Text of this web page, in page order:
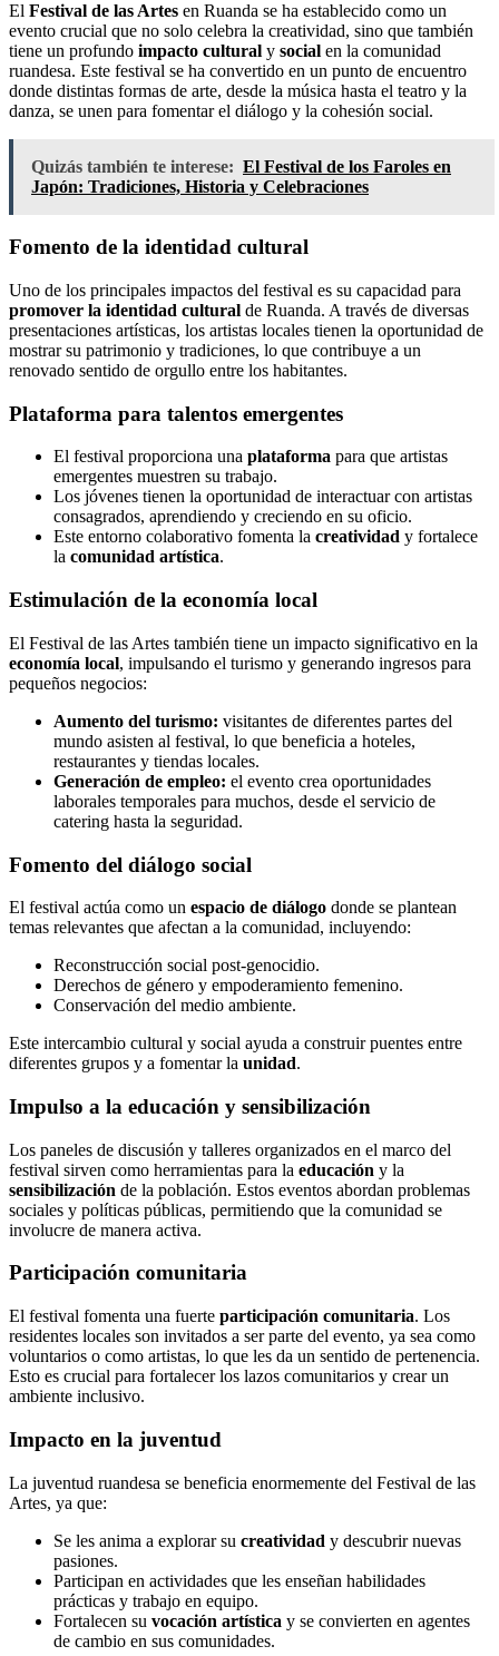
El Festival de las Artes en Ruanda se ha establecido como un
evento crucial que no solo celebra la creatividad, sino que también
tiene un profundo impacto cultural y social en la comunidad
ruandesa. Este festival se ha convertido en un punto de encuentro
donde distintas formas de arte, desde la música hasta el teatro y la
danza, se unen para fomentar el diálogo y la cohesión social.
Quizás también te interese: El Festival de los Faroles en
Japón: Tradiciones, Historia y Celebraciones
Fomento de la identidad cultural
Uno de los principales impactos del festival es su capacidad para
promover la identidad cultural de Ruanda. A través de diversas
presentaciones artísticas, los artistas locales tienen la oportunidad de
mostrar su patrimonio y tradiciones, lo que contribuye a un
renovado sentido de orgullo entre los habitantes.
Plataforma para talentos emergentes
El festival proporciona una plataforma para que artistas
emergentes muestren su trabajo.
Los jóvenes tienen la oportunidad de interactuar con artistas
consagrados, aprendiendo y creciendo en su oficio.
Este entorno colaborativo fomenta la creatividad y fortalece
la comunidad artística.
Estimulación de la economía local
El Festival de las Artes también tiene un impacto significativo en la
economía local, impulsando el turismo y generando ingresos para
pequeños negocios:
Aumento del turismo: visitantes de diferentes partes del
mundo asisten al festival, lo que beneficia a hoteles,
restaurantes y tiendas locales.
Generación de empleo: el evento crea oportunidades
laborales temporales para muchos, desde el servicio de
catering hasta la seguridad.
Fomento del diálogo social
El festival actúa como un espacio de diálogo donde se plantean
temas relevantes que afectan a la comunidad, incluyendo:
Reconstrucción social post-genocidio.
Derechos de género y empoderamiento femenino.
Conservación del medio ambiente.
Este intercambio cultural y social ayuda a construir puentes entre
diferentes grupos y a fomentar la unidad.
Impulso a la educación y sensibilización
Los paneles de discusión y talleres organizados en el marco del
festival sirven como herramientas para la educación y la
sensibilización de la población. Estos eventos abordan problemas
sociales y políticas públicas, permitiendo que la comunidad se
involucre de manera activa.
Participación comunitaria
El festival fomenta una fuerte participación comunitaria. Los
residentes locales son invitados a ser parte del evento, ya sea como
voluntarios o como artistas, lo que les da un sentido de pertenencia.
Esto es crucial para fortalecer los lazos comunitarios y crear un
ambiente inclusivo.
Impacto en la juventud
La juventud ruandesa se beneficia enormemente del Festival de las
Artes, ya que:
Se les anima a explorar su creatividad y descubrir nuevas
pasiones.
Participan en actividades que les enseñan habilidades
prácticas y trabajo en equipo.
Fortalecen su vocación artística y se convierten en agentes
de cambio en sus comunidades.